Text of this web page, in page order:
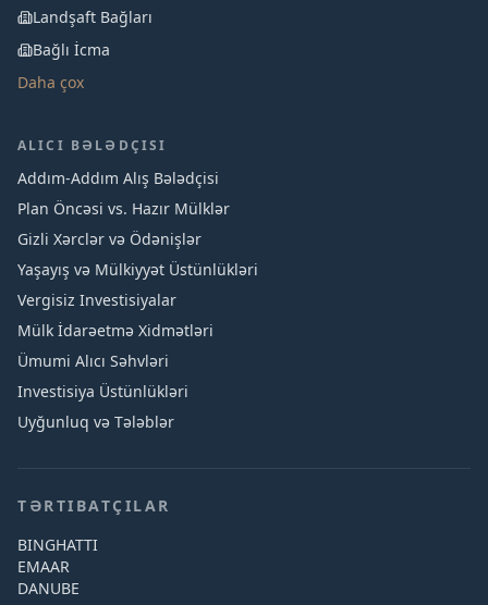
Landşaft Bağları
Bağlı İcma
Daha çox
ALICI BƏLƏDÇISI
Addım-Addım Alış Bələdçisi
Plan Öncəsi vs. Hazır Mülklər
Gizli Xərclər və Ödənişlər
Yaşayış və Mülkiyyət Üstünlükləri
Vergisiz Investisiyalar
Mülk İdarəetmə Xidmətləri
Ümumi Alıcı Səhvləri
Investisiya Üstünlükləri
Uyğunluq və Tələblər
TƏRTIBATÇILAR
BINGHATTI
EMAAR
DANUBE